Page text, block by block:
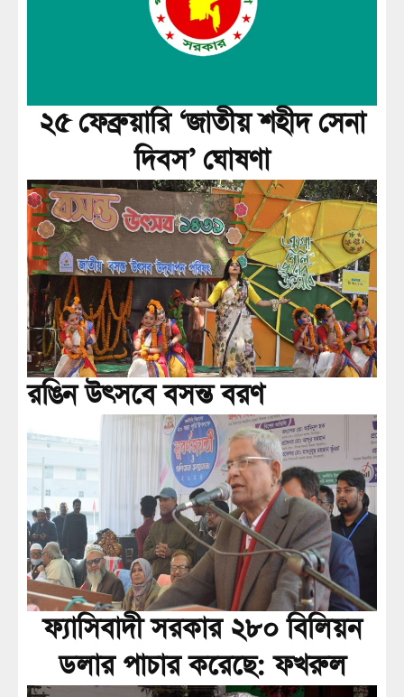
২৫ ফেব্রুয়ারি ‘জাতীয় শহীদ সেনা
দিবস’ ঘোষণা
রঙিন উৎসবে বসন্ত বরণ
ফ্যাসিবাদী সরকার ২৮০ বিলিয়ন
ডলার পাচার করেছে: ফখরুল